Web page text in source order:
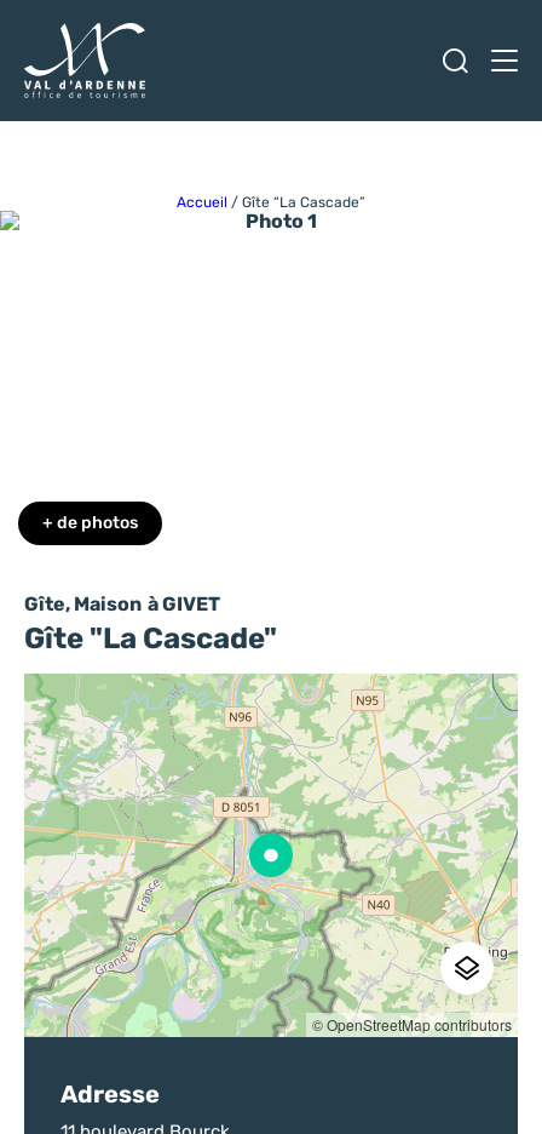
Accueil / Gîte “La Cascade”
Gîte, Maison à GIVET
Gîte "La Cascade"
Photo 1
+ de photos
© OpenStreetMap contributors
Adresse